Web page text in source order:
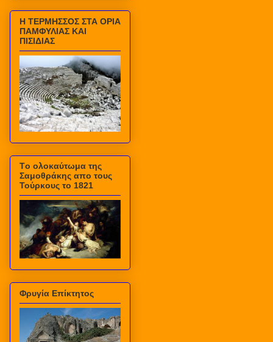
Η ΤΕΡΜΗΣΣΟΣ ΣΤΑ ΟΡΙΑ
ΠΑΜΦΥΛΙΑΣ ΚΑΙ
ΠΙΣΙΔΙΑΣ
Τo ολοκαύτωμα της
Σαμοθράκης απο τους
Τούρκους το 1821
Φρυγία Επίκτητος